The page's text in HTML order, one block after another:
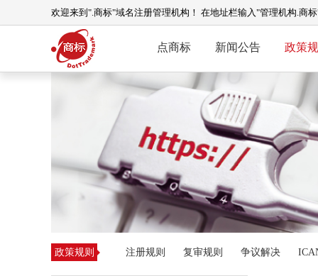
欢迎来到".商标"域名注册管理机构！ 在地址栏输入"管理机构.商
点商标 新闻公告 政策
政策规则 注册规则 复审规则 争议解决